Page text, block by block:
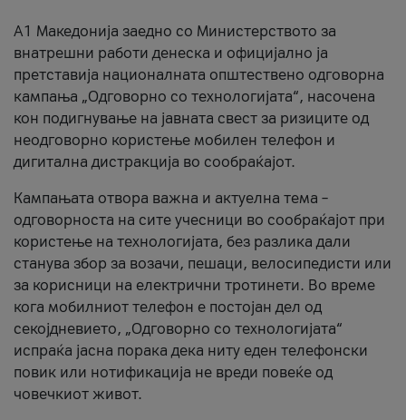
A1 Македонија заедно со Министерството за
внатрешни работи денеска и официјално ја
претставија националната општествено одговорна
кампања „Одговорно со технологијата“, насочена
кон подигнување на јавната свест за ризиците од
неодговорно користење мобилен телефон и
дигитална дистракција во сообраќајот.
Кампањата отвора важна и актуелна тема –
одговорноста на сите учесници во сообраќајот при
користење на технологијата, без разлика дали
станува збор за возачи, пешаци, велосипедисти или
за корисници на електрични тротинети. Во време
кога мобилниот телефон е постојан дел од
секојдневието, „Одговорно со технологијата“
испраќа јасна порака дека ниту еден телефонски
повик или нотификација не вреди повеќе од
човечкиот живот.